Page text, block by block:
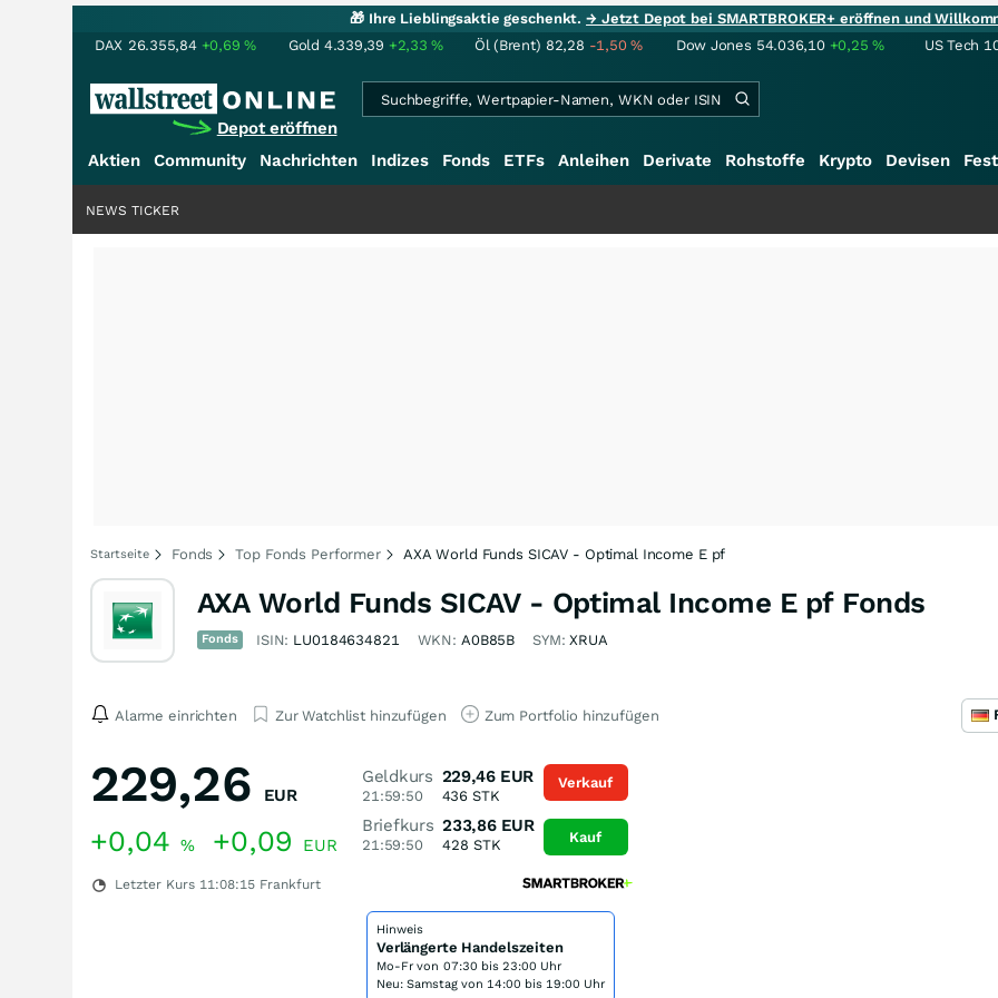
🎁 Ihre Lieblingsaktie geschenkt.→ Jetzt Depot bei SMARTBROKER+ eröffnen und
DAX 26.355,84 +0,69% Gold 4.339,39 +2,33% Öl (Brent) 82,28 -1,50% Dow Jones 54.036,10 +0,25% US Tech
Depot eröffnen
Aktien Community Nachrichten Indizes Fonds ETFs Anleihen Derivate Rohstoffe Krypto Devisen
NEWS TICKER
Startseite Fonds Top Fonds Performer AXA World Funds SICAV - Optimal Income E pf
AXA World Funds SICAV - Optimal Income E pf Fonds
Fonds ISIN: LU0184634821 WKN: A0B85B SYM:XRUA
Alarme einrichten Zur Watchlist hinzufügen Zum Portfolio hinzufügen
229,26 EUR
+0,04 % +0,09 EUR
Letzter Kurs 11:08:15 Frankfurt
Geldkurs
21:59:50
229,46 EUR
436 STK
Briefkurs
21:59:50
233,86 EUR
428 STK
Verkauf
Kauf
Hinweis
Verlängerte Handelszeiten
Mo-Fr von 07:30 bis 23:00 Uhr
Neu: Samstag von 14:00 bis 19:00 Uhr